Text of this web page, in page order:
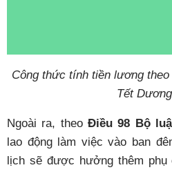
Công thức tính tiền lương
Tết
Ngoài ra, theo Điều 98 Bộ
lao động làm việc vào ban
lịch sẽ được hưởng thêm phụ